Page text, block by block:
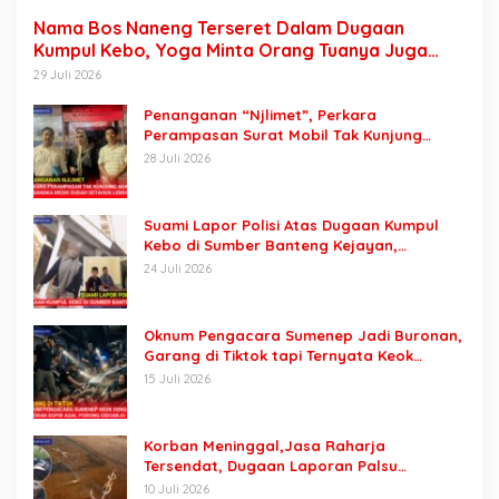
Nama Bos Naneng Terseret Dalam Dugaan
Kumpul Kebo, Yoga Minta Orang Tuanya Juga
Dipanggil Polisi
29 Juli 2026
Penanganan “Njlimet”, Perkara
Perampasan Surat Mobil Tak Kunjung
Tersangka Padahal Setahun di Polres
28 Juli 2026
Suami Lapor Polisi Atas Dugaan Kumpul
Kebo di Sumber Banteng Kejayan,
Keluarga Minta Segera Ditangkap
24 Juli 2026
Oknum Pengacara Sumenep Jadi Buronan,
Garang di Tiktok tapi Ternyata Keok
Dengan Laporan Seorang Sopir
15 Juli 2026
Korban Meninggal,Jasa Raharja
Tersendat, Dugaan Laporan Palsu
Kecelakaan Tunggal Jadi Pemicu
10 Juli 2026